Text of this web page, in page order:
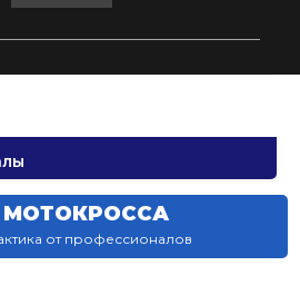
от профессионалов